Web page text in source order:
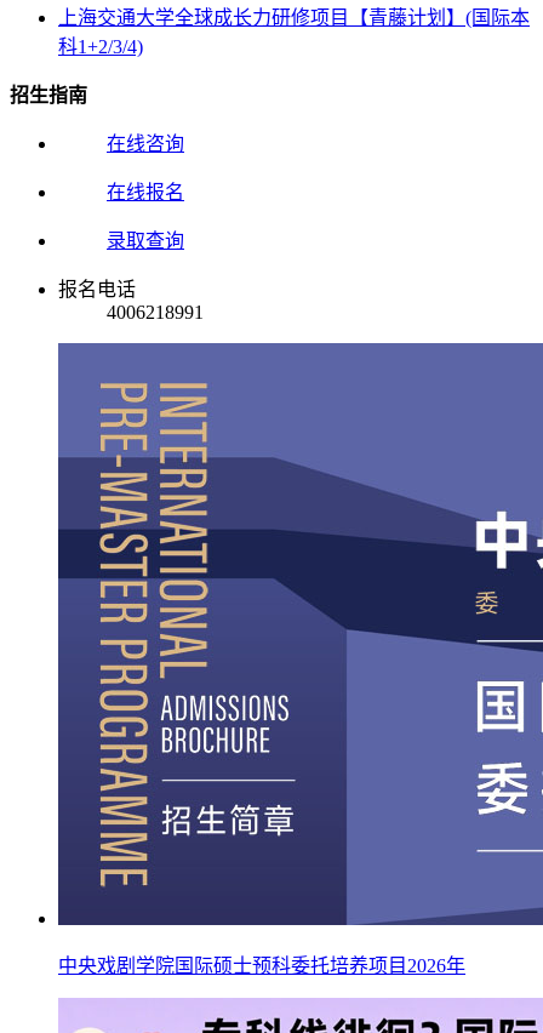
上海交通大学全球成长力研修项目【青藤计划】(国际本
科1+2/3/4)
招生指南
在线咨询
在线报名
录取查询
报名电话
4006218991
中央戏剧学院国际硕士预科委托培养项目2026年